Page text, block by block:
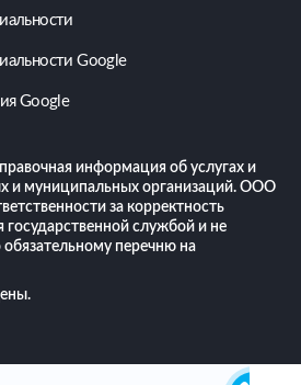
Google
Google
информация об услугах и
и муниципальных организаций. ООО
за корректность
государственной службой и не
обязательному перечню на